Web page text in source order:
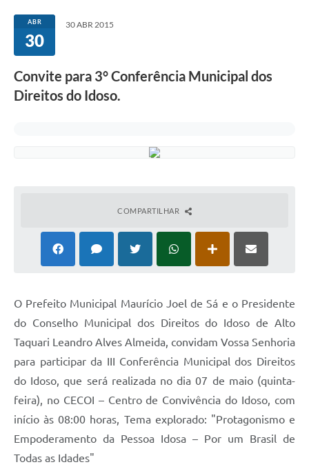
ABR
30
30 ABR 2015
Convite para 3° Conferência Municipal dos
Direitos do Idoso.
COMPARTILHAR
O Prefeito Municipal Maurício Joel de Sá e o Presidente
do Conselho Municipal dos Direitos do Idoso de Alto
Taquari Leandro Alves Almeida, convidam Vossa Senhoria
para participar da III Conferência Municipal dos Direitos
do Idoso, que será realizada no dia 07 de maio (quinta-
feira), no CECOI – Centro de Convivência do Idoso, com
início às 08:00 horas, Tema explorado: "Protagonismo e
Empoderamento da Pessoa Idosa – Por um Brasil de
Todas as Idades"